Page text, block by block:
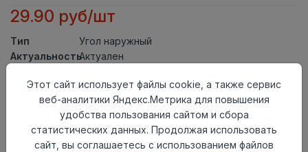
29.90 руб/шт
Тип
Угол наружный
АктуальностьАктуален
Осталось22 шт
Добавить в корзину
Внимание! Внешний вид товара может отличаться от
Этот сайт использует файлы cookie, а также сервис
веб-аналитики Яндекс.Метрика для повышения
удобства пользования сайтом и сбора
статистических данных. Продолжая использовать
сайт, вы соглашаетесь с использованием файлов